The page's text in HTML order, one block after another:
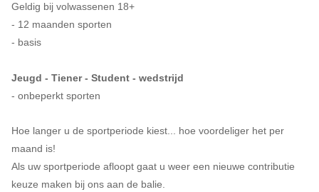
Geldig bij volwassenen 18+
- 12 maanden sporten
- basis
Jeugd - Tiener - Student - wedstrijd
- onbeperkt sporten
Hoe langer u de sportperiode kiest... hoe voordeliger het per
maand is!
Als uw sportperiode afloopt gaat u weer een nieuwe contributie
keuze maken bij ons aan de balie.